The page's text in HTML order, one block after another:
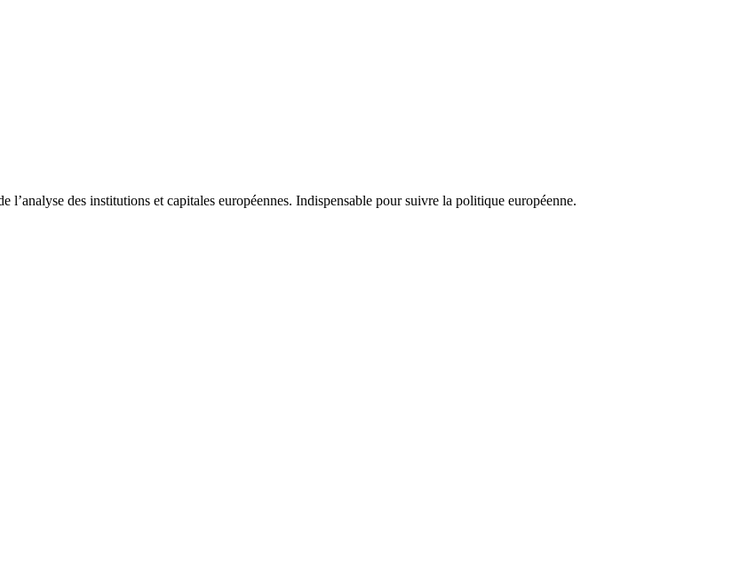
des institutions et capitales européennes. Indispensable pour suivre la politique européenne.